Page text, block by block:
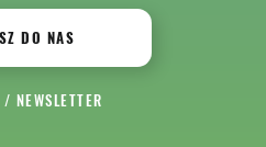
DO NAS
/ NEWSLETTER